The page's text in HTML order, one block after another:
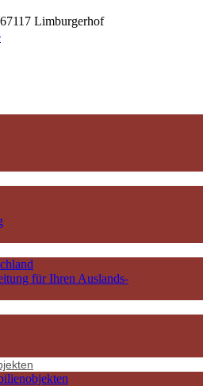
Limburgerhof
für Ihren Auslands-